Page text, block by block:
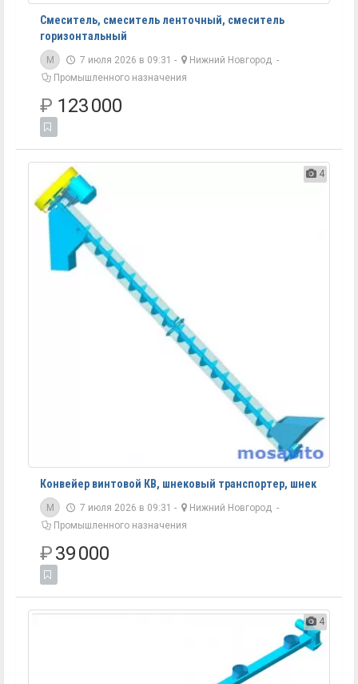
Смеситель, смеситель ленточный, смеситель
горизонтальный
M 7 июля 2026 в 09:31 - Нижний Новгород -
Промышленного назначения
₽ 123 000
4
Конвейер винтовой КВ, шнековый транспортер, шнек
M 7 июля 2026 в 09:31 - Нижний Новгород -
Промышленного назначения
₽39 000
4